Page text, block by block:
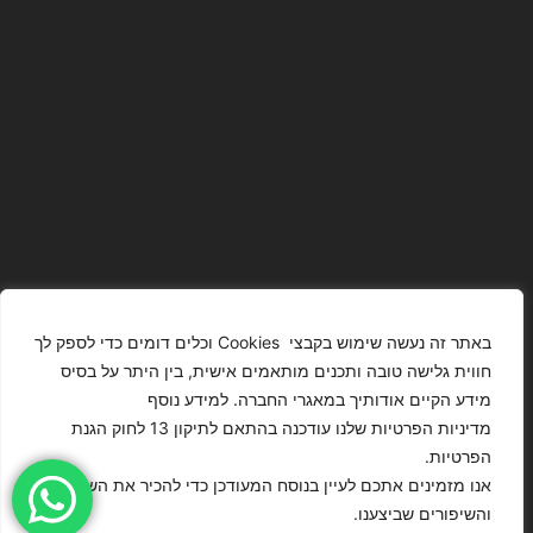
באתר זה נעשה שימוש בקבצי Cookies וכלים דומים כדי לספק לך
חווית גלישה טובה ותכנים מותאמים אישית, בין היתר על בסיס
מידע הקיים אודותיך במאגרי החברה. למידע נוסף
מדיניות הפרטיות שלנו עודכנה בהתאם לתיקון 13 לחוק הגנת
הפרטיות.
אנו מזמינים אתכם לעיין בנוסח המעודכן כדי להכיר את השינויים
והשיפורים שביצענו.
Presented On
This Website
Have Been
Digitally
MODELS
הזכויות שמורות
הפרטיות
הצהרת נגישות